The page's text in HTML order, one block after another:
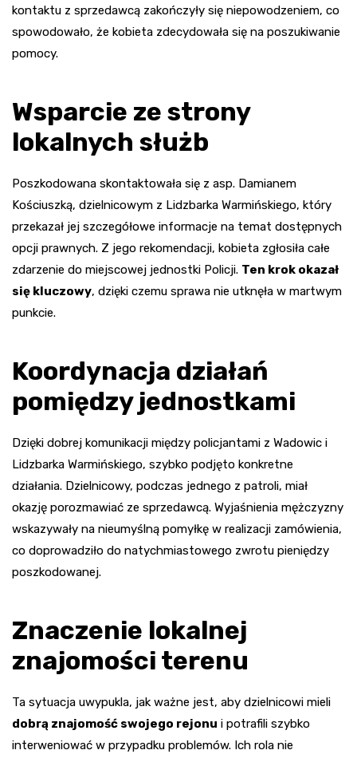
kontaktu z sprzedawcą zakończyły się niepowodzeniem, co
spowodowało, że kobieta zdecydowała się na poszukiwanie
pomocy.
Wsparcie ze strony
lokalnych służb
Poszkodowana skontaktowała się z asp. Damianem
Kościuszką, dzielnicowym z Lidzbarka Warmińskiego, który
przekazał jej szczegółowe informacje na temat dostępnych
opcji prawnych. Z jego rekomendacji, kobieta zgłosiła całe
zdarzenie do miejscowej jednostki Policji. Ten krok okazał
się kluczowy, dzięki czemu sprawa nie utknęła w martwym
punkcie.
Koordynacja działań
pomiędzy jednostkami
Dzięki dobrej komunikacji między policjantami z Wadowic i
Lidzbarka Warmińskiego, szybko podjęto konkretne
działania. Dzielnicowy, podczas jednego z patroli, miał
okazję porozmawiać ze sprzedawcą. Wyjaśnienia mężczyzny
wskazywały na nieumyślną pomyłkę w realizacji zamówienia,
co doprowadziło do natychmiastowego zwrotu pieniędzy
poszkodowanej.
Znaczenie lokalnej
znajomości terenu
Ta sytuacja uwypukla, jak ważne jest, aby dzielnicowi mieli
dobrą znajomość swojego rejonu i potrafili szybko
interweniować w przypadku problemów. Ich rola nie